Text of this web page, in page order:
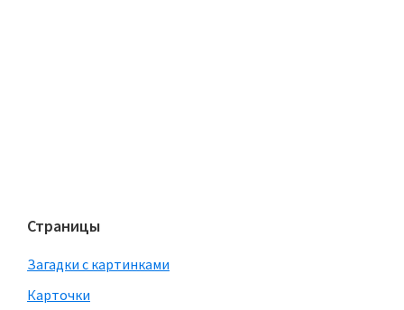
Страницы
Загадки с картинками
Карточки